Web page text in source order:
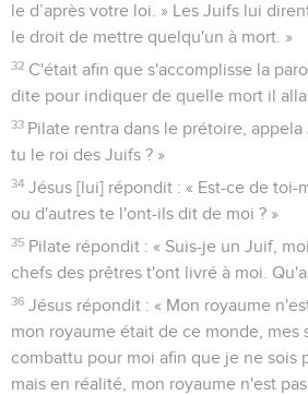
le d’après votre loi. » Les Juifs lui
le droit de mettre quelqu'un à mort. »
32 C'était afin que s'accomplisse la
dite pour indiquer de quelle mort il
33 Pilate rentra dans le prétoire, appela
tu le roi des Juifs ? »
34 Jésus [lui] répondit : « Est-ce de toi-
ou d'autres te l'ont-ils dit de moi ? »
35 Pilate répondit : « Suis-je un Juif,
chefs des prêtres t'ont livré à moi.
36 Jésus répondit : « Mon royaume
mon royaume était de ce monde, mes
combattu pour moi afin que je ne sois
mais en réalité, mon royaume n'est